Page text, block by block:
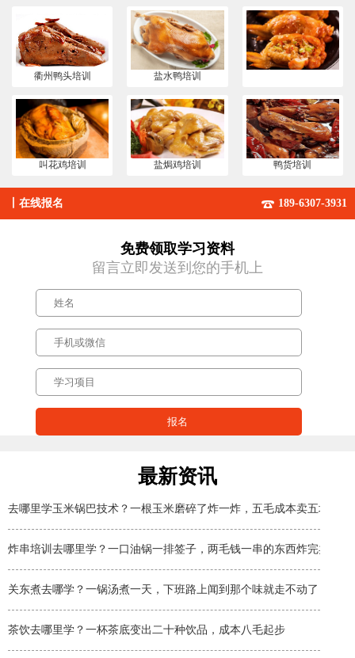
衢州鸭头培训 盐水鸭培训
叫花鸡培训 盐焗鸡培训 鸭货培训
在线报名 189-6307-3931
免费领取学习资料
留言立即发送到您的手机上
最新资讯
去哪里学玉米锅巴技术？一根玉米磨碎了炸一炸，五毛成本卖五块
炸串培训去哪里学？一口油锅一排签子，两毛钱一串的东西炸完卖两块
关东煮去哪学？一锅汤煮一天，下班路上闻到那个味就走不动了
茶饮去哪里学？一杯茶底变出二十种饮品，成本八毛起步